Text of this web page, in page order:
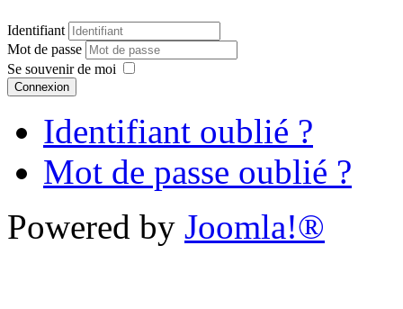
Identifiant
Mot de passe
Se souvenir de moi
Connexion
Identifiant oublié ?
Mot de passe oublié ?
Powered by Joomla!®